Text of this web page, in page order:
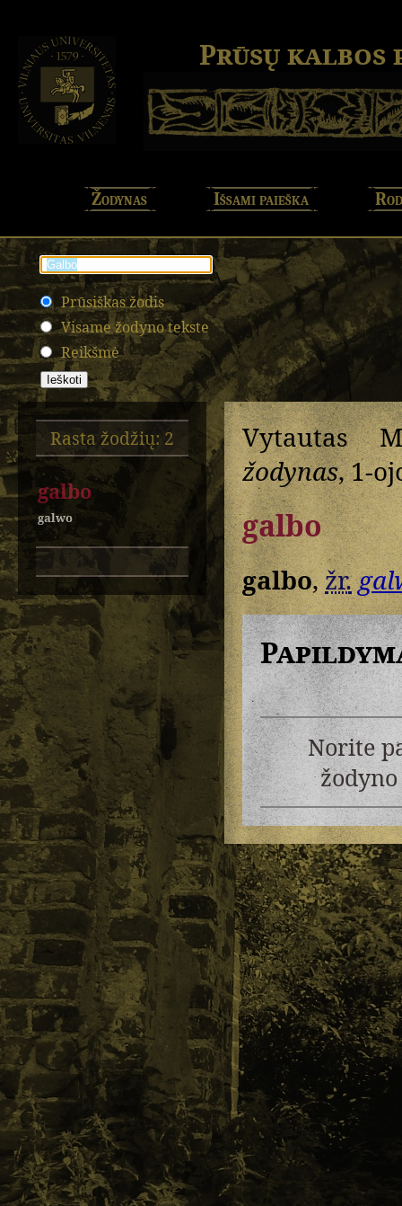
Prūsų kalbos
Žodynas Išsami paieška
Prūsiškas žodis
Visame žodyno tekste
Reikšmė
Rasta žodžių: 2
galbo
galwo
Vytautas
žodynas, 1-
galbo
galbo,žr.
Norite